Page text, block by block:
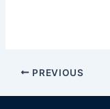
PREVIOUS